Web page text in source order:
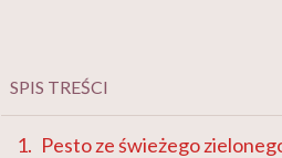
SPIS TREŚCI
Pesto ze świeżego